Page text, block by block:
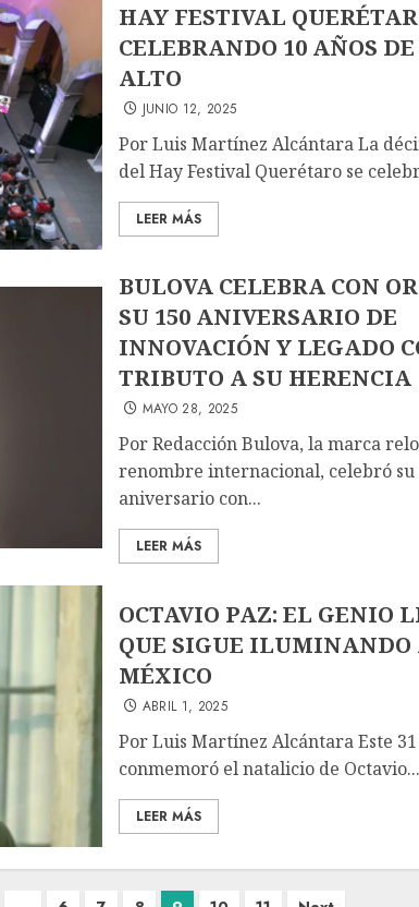
HAY FESTIVAL
CELEBRANDO 10 AÑOS
ALTO
JUNIO 12, 2025
Por Luis Martínez Alcántara La
del Hay Festival Querétaro se
LEER MÁS
BULOVA CELEBRA CON
SU 150 ANIVERSARIO DE
INNOVACIÓN Y LEGADO
TRIBUTO A SU HERENCIA
MAYO 28, 2025
Por Redacción Bulova, la marca
renombre internacional, celebró su
aniversario con...
LEER MÁS
OCTAVIO PAZ: EL GENIO
QUE SIGUE ILUMINANDO
MÉXICO
ABRIL 1, 2025
Por Luis Martínez Alcántara Este
conmemoró el natalicio de Octavio...
LEER MÁS